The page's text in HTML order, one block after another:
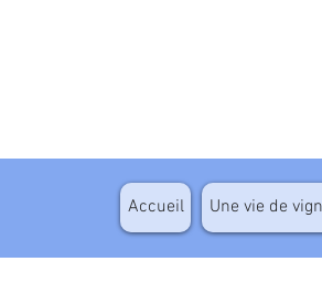
Accueil Une vie de